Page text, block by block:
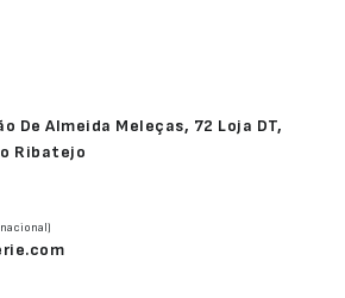
De Almeida Meleças, 72 Loja DT,
Ribatejo